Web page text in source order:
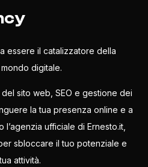
essere il catalizzatore della
digitale.
sito web, SEO e gestione dei
la tua presenza online e a
ufficiale di Ernesto.it,
sbloccare il tuo potenziale e
attività.